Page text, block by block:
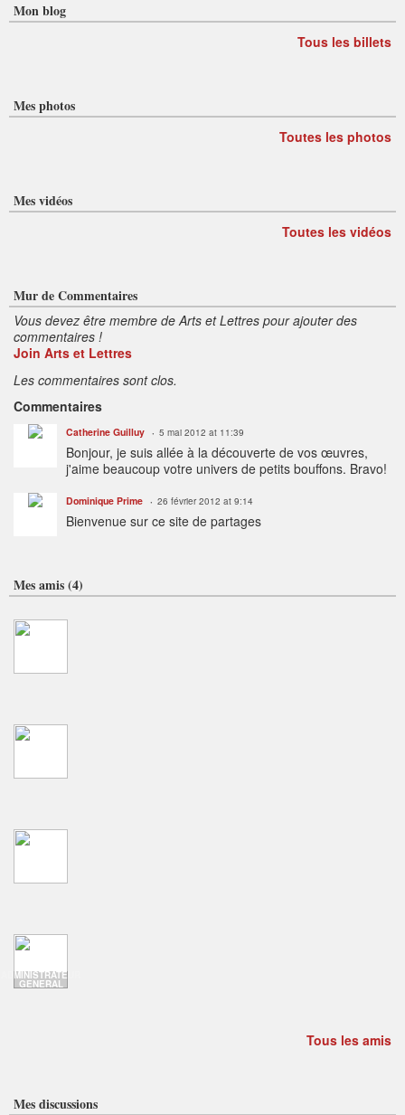
Mon blog
Tous les billets
Mes photos
Toutes les photos
Mes vidéos
Toutes les vidéos
Mur de Commentaires
Vous devez être membre de Arts et Lettres pour ajouter des
commentaires !
Join Arts et Lettres
Les commentaires sont clos.
Commentaires
Catherine Guilluy 5 mai 2012 at 11:39
Bonjour, je suis allée à la découverte de vos œuvres,
j'aime beaucoup votre univers de petits bouffons. Bravo!
Dominique Prime 26 février 2012 at 9:14
Bienvenue sur ce site de partages
Mes amis (4)
ADMINISTRATEUR
GENERAL
Tous les amis
Mes discussions